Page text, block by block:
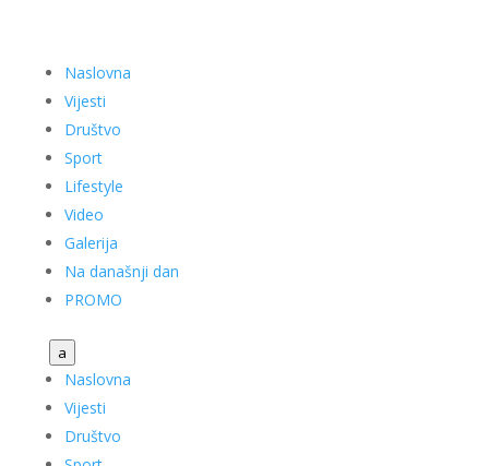
Naslovna
Vijesti
Društvo
Sport
Lifestyle
Video
Galerija
Na današnji dan
PROMO
a
Naslovna
Vijesti
Društvo